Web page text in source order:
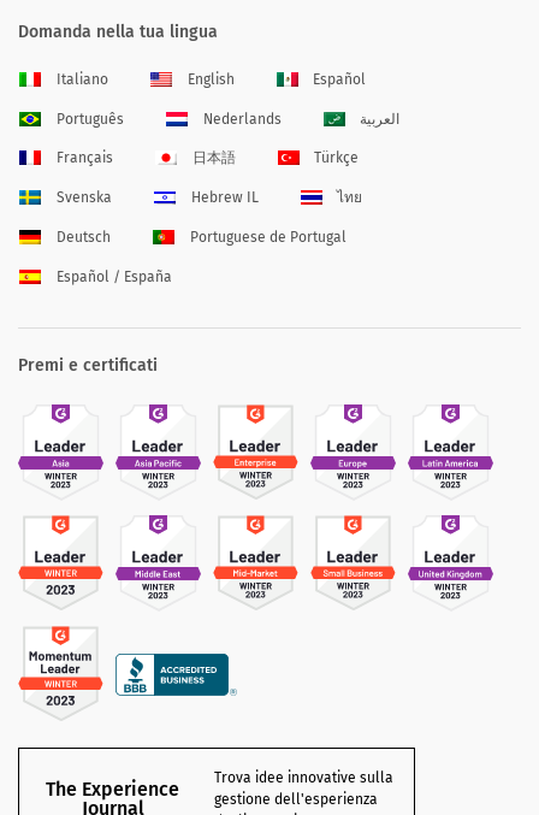
Domanda nella tua lingua
Italiano English Español
Português Nederlands العربية
Français 日本語 Türkçe
Svenska Hebrew IL ไทย
Deutsch Portuguese de Portugal
Español / España
Premi e certificati
The Experience
Journal
Trova idee innovative sulla
gestione dell'esperienza